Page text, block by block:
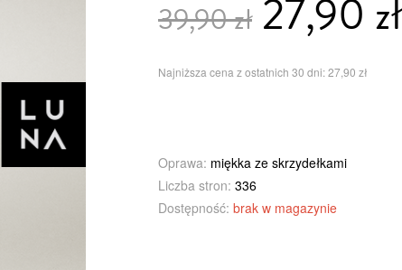
39,90 zł27,90 zł
Najniższa cena z ostatnich 30 dni: 27,90 zł
Oprawa: miękka ze skrzydełkami
Liczba stron: 336
Dostępność: brak w magazynie